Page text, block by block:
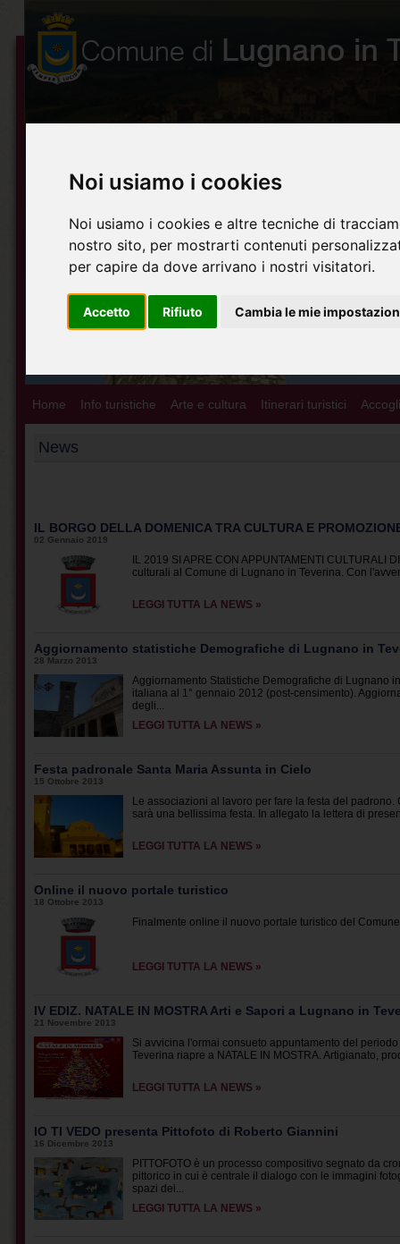
Noi usiamo i cookies
Noi usiamo i cookies e altre tecniche di
nostro sito, per mostrarti contenuti
per capire da dove arrivano i nostri visitatori.
Accetto Rifiuto Cambia le mie
Home Info turistiche Arte e cultura Itinerari turistici
News
IL BORGO DELLA DOMENICA TRA CULTURA E
02 Gennaio 2019
IL 2019 SI APRE CON APPUNTAMENTI CULTURALI
culturali al Comune di Lugnano in Teverina. Con
LEGGI TUTTA LA NEWS »
Aggiornamento statistiche Demografiche di Lugnano in
28 Marzo 2013
Aggiornamento Statistiche Demografiche di Lugnano
italiana al 1° gennaio 2012 (post-censimento).
degli...
LEGGI TUTTA LA NEWS »
Festa padronale Santa Maria Assunta in Cielo
15 Ottobre 2013
Le associazioni al lavoro per fare la festa del
sarà una bellissima festa. In allegato la lettera di
LEGGI TUTTA LA NEWS »
Online il nuovo portale turistico
18 Ottobre 2013
Finalmente online il nuovo portale turistico del
LEGGI TUTTA LA NEWS »
IV EDIZ. NATALE IN MOSTRA Arti e Sapori a Lugnano in
21 Novembre 2013
Si avvicina l'ormai consueto appuntamento del
Teverina riapre a NATALE IN MOSTRA. Artigianato,
LEGGI TUTTA LA NEWS »
IO TI VEDO presenta Pittofoto di Roberto Giannini
16 Dicembre 2013
PITTOFOTO è un processo compositivo segnato da
pittorico in cui è centrale il dialogo con le immagini
spazi dei...
LEGGI TUTTA LA NEWS »